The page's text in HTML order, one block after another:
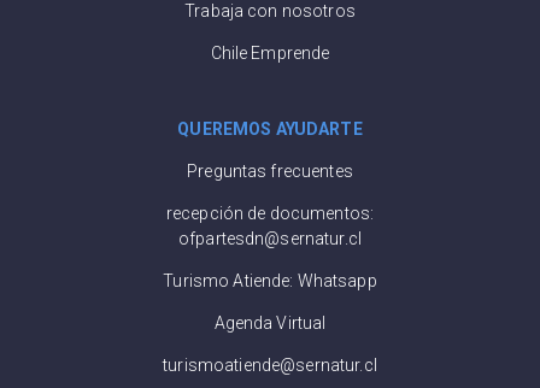
Trabaja con nosotros
Chile Emprende
QUEREMOS AYUDARTE
Preguntas frecuentes
recepción de documentos:
ofpartesdn@sernatur.cl
Turismo Atiende: Whatsapp
Agenda Virtual
turismoatiende@sernatur.cl